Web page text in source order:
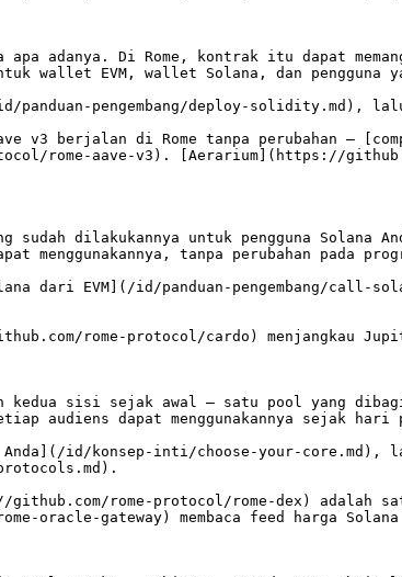
adanya. Di Rome, kontrak itu dapat
wallet EVM, wallet Solana, dan
pengembang/deploy-solidity.md),
v3 berjalan di Rome tanpa perubahan —
rome-aave-v3). [Aerarium](https://
sudah dilakukannya untuk pengguna
menggunakannya, tanpa perubahan pada
dari EVM](/id/panduan-pengembang/call-
rome-protocol/cardo) menjangkau
kedua sisi sejak awal — satu pool yang
audiens dapat menggunakannya sejak hari
id/konsep-inti/choose-your-core.md),
rome-protocol/rome-dex) adalah
oracle-gateway) membaca feed harga